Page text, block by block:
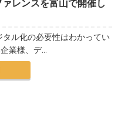
レンスを富山で開催し
ル化の必要性はわかってい
業様、デ...